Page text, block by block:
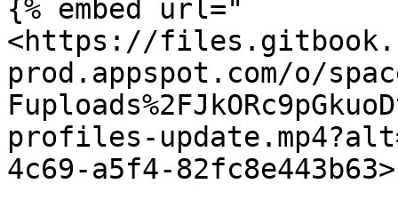
{% embed url="
<https://
prod.appspot.com/o/
profiles-
4c69-a5f4-